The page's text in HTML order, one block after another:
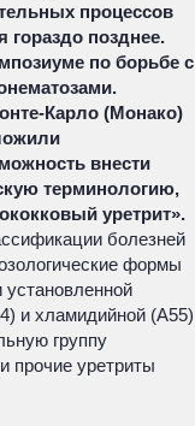
процессов
гораздо позднее.
по борьбе с
Карло (Монако)
внести
терминологию,
уретрит».
болезней
формы
и хламидийной (А55)
группу
прочие уретриты